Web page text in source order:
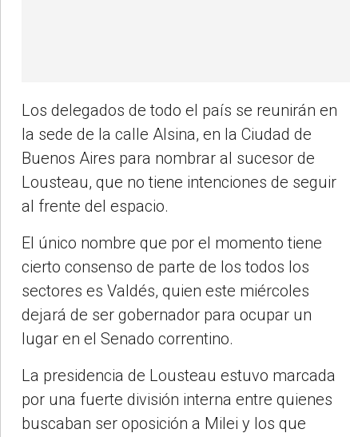
Los delegados de todo el país se reunirán en
la sede de la calle Alsina, en la Ciudad de
Buenos Aires para nombrar al sucesor de
Lousteau, que no tiene intenciones de seguir
al frente del espacio.
El único nombre que por el momento tiene
cierto consenso de parte de los todos los
sectores es Valdés, quien este miércoles
dejará de ser gobernador para ocupar un
lugar en el Senado correntino.
La presidencia de Lousteau estuvo marcada
por una fuerte división interna entre quienes
buscaban ser oposición a Milei y los que